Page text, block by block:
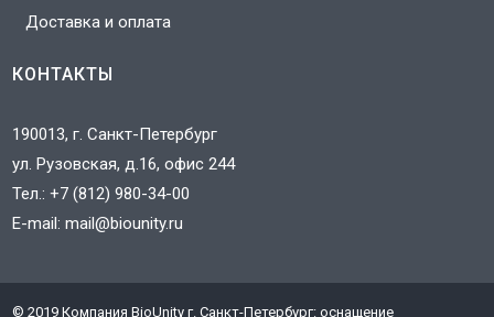
Доставка и оплата
КОНТАКТЫ
190013, г. Санкт-Петербург
ул. Рузовская, д.16, офис 244
Тел.:+7 (812) 980-34-00
E-mail:mail@biounity.ru
© 2019 Компания BioUnity г. Санкт-Петербург: оснащение